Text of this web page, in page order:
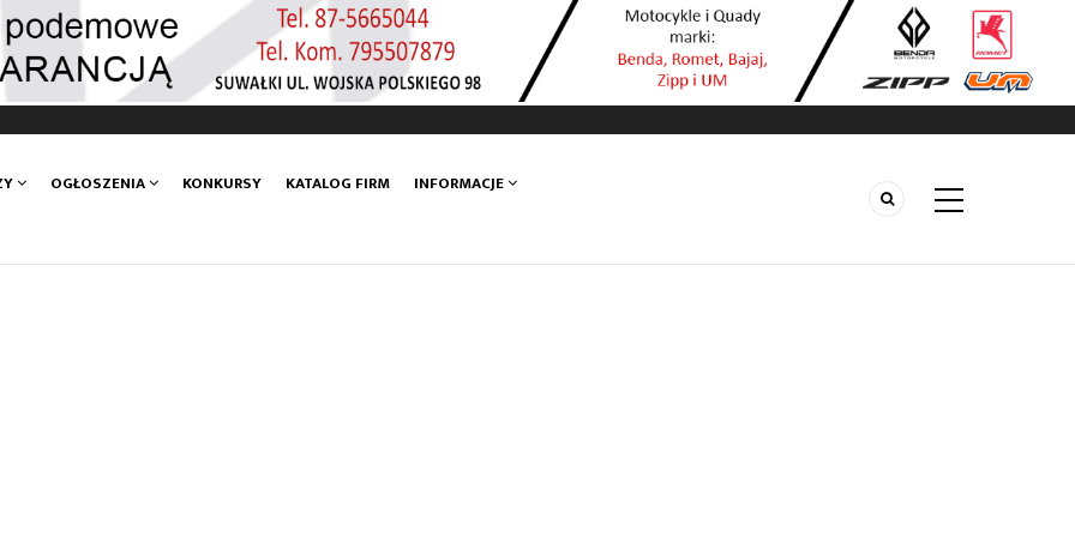
OGŁOSZENIA KONKURSY KATALOG FIRM INFORMACJE